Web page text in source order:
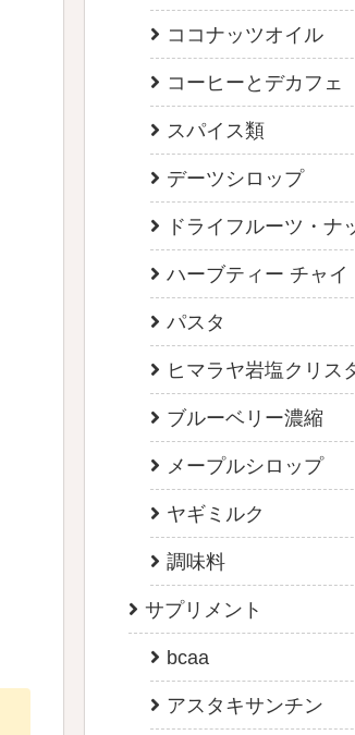
ココナッツオイル
コーヒーとデカフェ
スパイス類
デーツシロップ
ドライフルーツ・ナ
ハーブティー チャイ
パスタ
ヒマラヤ岩塩クリス
ブルーベリー濃縮
メープルシロップ
ヤギミルク
調味料
サプリメント
bcaa
アスタキサンチン